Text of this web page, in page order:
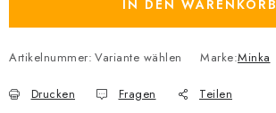
IN DEN WARENKORB
Artikelnummer: Variante wählen Marke:Minka
Drucken Fragen Teilen